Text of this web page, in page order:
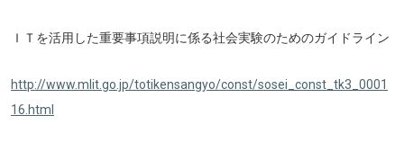
ＩＴを活用した重要事項説明に係る社会実験のためのガイドライン
http://www.mlit.go.jp/totikensangyo/const/sosei_const_tk3_0001
16.html